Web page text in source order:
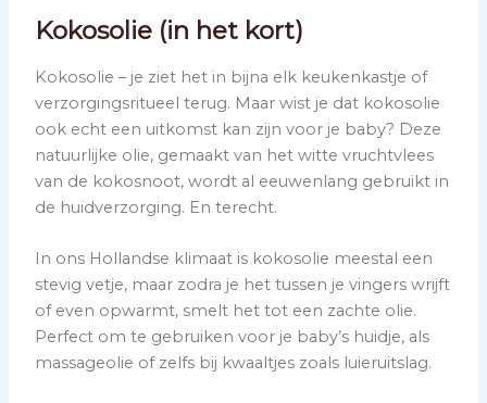
Kokosolie (in het kort)
Kokosolie – je ziet het in bijna elk keukenkastje of
verzorgingsritueel terug. Maar wist je dat kokosolie
ook echt een uitkomst kan zijn voor je baby? Deze
natuurlijke olie, gemaakt van het witte vruchtvlees
van de kokosnoot, wordt al eeuwenlang gebruikt in
de huidverzorging. En terecht.
In ons Hollandse klimaat is kokosolie meestal een
stevig vetje, maar zodra je het tussen je vingers wrijft
of even opwarmt, smelt het tot een zachte olie.
Perfect om te gebruiken voor je baby’s huidje, als
massageolie of zelfs bij kwaaltjes zoals luieruitslag.